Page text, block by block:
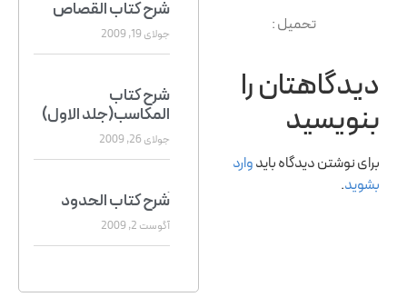
تحمیل :
دیدگاهتان را
بنویسید
برای نوشتن دیدگاه بایدوارد
بشوید.
شرح کتاب القصاص
جولای 19, 2009
شرح کتاب
المکاسب(جلد الاول)
جولای 26, 2009
َشرح کتاب الحدود
آگوست 2, 2009
شرح کتاب الصوم